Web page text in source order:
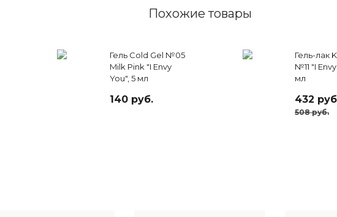
Похожие товары
Гель Cold Gel №05
Milk Pink "I Envy
You", 5 мл
140 руб.
Гель-лак
№11 "I
мл
432
508 руб.